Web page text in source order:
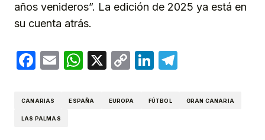
años venideros”. La edición de 2025 ya está en
su cuenta atrás.
Facebook
EmailWhatsApp
X
CopyLinkedIn
CANARIAS ESPAÑA EUROPA FÚTBOL GRAN CANARIA
LAS PALMAS